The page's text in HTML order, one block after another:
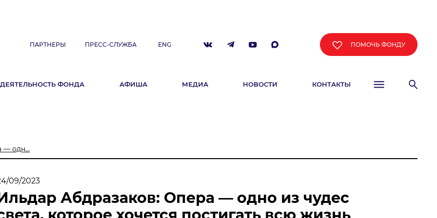
«ArtSpace»
Клуб меценатов
ПАРТНЕРЫ ПРЕСС-СЛУЖБА ENG ПОМОЧЬ ФОНДУ
ДЕЯТЕЛЬНОСТЬ ФОНДА АФИША МЕДИА НОВОСТИ КОНТАКТЫ
— одн...
09/2023
Абдразаков: Опера — одно из чудес